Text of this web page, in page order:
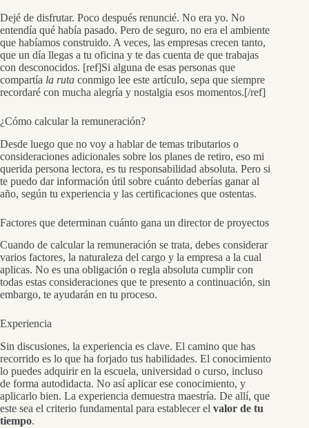
Dejé de disfrutar. Poco después renuncié. No era yo. No
entendía qué había pasado. Pero de seguro, no era el ambiente
que habíamos construido. A veces, las empresas crecen tanto,
que un día llegas a tu oficina y te das cuenta de que trabajas
con desconocidos. [ref]Si alguna de esas personas que
compartía la ruta conmigo lee este artículo, sepa que siempre
recordaré con mucha alegría y nostalgia esos momentos.[/ref]
¿Cómo calcular la remuneración?
Desde luego que no voy a hablar de temas tributarios o
consideraciones adicionales sobre los planes de retiro, eso mi
querida persona lectora, es tu responsabilidad absoluta. Pero si
te puedo dar información útil sobre cuánto deberías ganar al
año, según tu experiencia y las certificaciones que ostentas.
Factores que determinan cuánto gana un director de proyectos
Cuando de calcular la remuneración se trata, debes considerar
varios factores, la naturaleza del cargo y la empresa a la cual
aplicas. No es una obligación o regla absoluta cumplir con
todas estas consideraciones que te presento a continuación, sin
embargo, te ayudarán en tu proceso.
Experiencia
Sin discusiones, la experiencia es clave. El camino que has
recorrido es lo que ha forjado tus habilidades. El conocimiento
lo puedes adquirir en la escuela, universidad o curso, incluso
de forma autodidacta. No así aplicar ese conocimiento, y
aplicarlo bien. La experiencia demuestra maestría. De allí, que
este sea el criterio fundamental para establecer el valor de tu
tiempo.